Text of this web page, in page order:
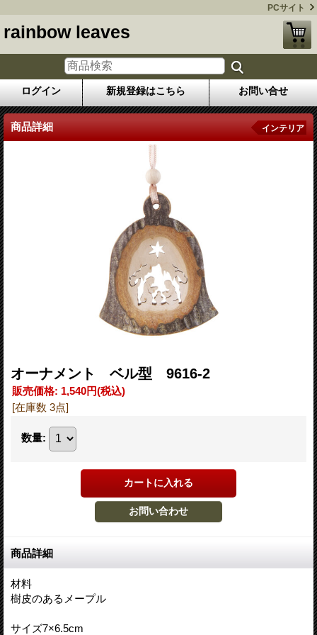
PCサイト
rainbow leaves
ログイン 新規登録はこちら お問い合せ
商品詳細 インテリア
オーナメント ベル型 9616-2
販売価格: 1,540円(税込)
[在庫数 3点]
数量:
商品詳細
材料
樹皮のあるメープル
サイズ7×6.5cm